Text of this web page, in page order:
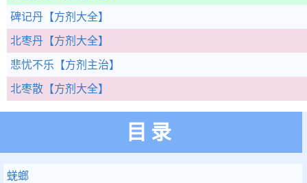
碑记丹 【方剂大全】
北枣丹 【方剂大全】
悲忧不乐 【方剂主治】
北枣散 【方剂大全】
目录
蜣螂